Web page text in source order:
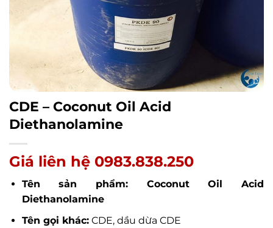
CDE – Coconut Oil Acid
Diethanolamine
Giá liên hệ 0983.838.250
Tên sản phẩm: Coconut Oil Acid
Diethanolamine
Tên gọi khác:CDE, dầu dừa CDE